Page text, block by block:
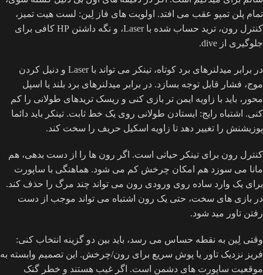
تمام پلن تمپو عقب می افتد. اولویت های فاز لِین: لست هیت تمیز،
کنترل رون، ترید حساب شده با Laser، و نگه داشتن HP کافی برای
جلوگیری از dive.
در برابر میدلنرهای برد کوتاه، تینکر می تواند با Laser و دنیل کردن
موج، فشار قابل توجه بسازد. در برابر میدلنرهای برد بلند یا اسپل
محور، باید با زاویه ایمن تر بازی کنی و ریسک تریدهای طولانی را کم
کنی. اشتباه رایج: ایستادن طولانی روی یک خط ثابت. تینکر باید دائما
پوزیشنش را تغییر دهد تا زاویه اسکیل حریف را سخت کند.
کنترل رون برای تینکر حیاتی است. اگر رون ها را از دست بدهی، هم
مانا می سوزد هم امکان چرخش کم می شود. هماهنگی با ساپورت
برای یک وارد ساده روی ورودی رون می تواند چند مرگ را حذف کند.
در بازی های سخت، حتی یک رون اشتباه می تواند موجب از دست
رفتن تاور مید شود.
وقتی لِین به نقطه حساس می رسد، باید بین دو گزینه انتخاب کنی:
فریز نزدیک تاور یا پوش سریع برای رون/چرخش. این تصمیم وابسته به
موقعیت ساپورت های دشمن است. اگر غیب هستند و خطر گنک